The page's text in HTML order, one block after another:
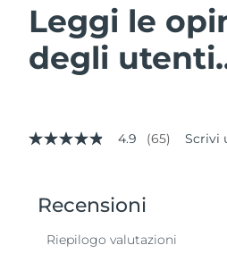
Leggi le
degli
4.9
valore
valutazione
4.9 (65) Scrivi